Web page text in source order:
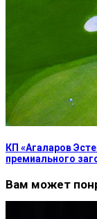
КП «Агаларов
премиального
Вам может